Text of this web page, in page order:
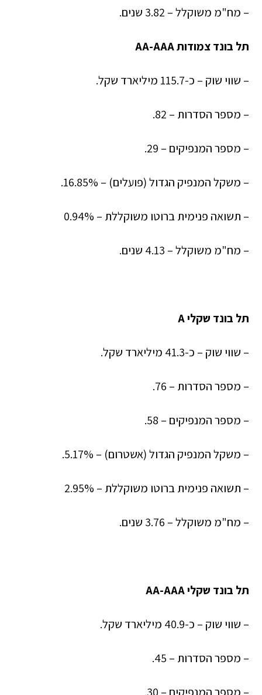
– מח"מ משוקלל – 3.82 שנים.
תל בונד צמודות AA-AAA
– שווי שוק – כ-115.7 מיליארד שקל.
– מספר הסדרות – 82.
– מספר המנפיקים – 29.
– משקל המנפיק הגדול (פועלים) – 16.85%.
– תשואה פנימית ברוטו משוקללת – 0.94%
– מח"מ משוקלל – 4.13 שנים.
תל בונד שקלי A
– שווי שוק – כ-41.3 מיליארד שקל.
– מספר הסדרות – 76.
– מספר המנפיקים – 58.
– משקל המנפיק הגדול (אשטרום) – 5.17%.
– תשואה פנימית ברוטו משוקללת – 2.95%
– מח"מ משוקלל – 3.76 שנים.
תל בונד שקלי AA-AAA
– שווי שוק – כ-40.9 מיליארד שקל.
– מספר הסדרות – 45.